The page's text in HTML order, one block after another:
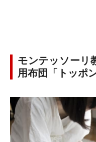
モンテッソーリ
用布団「トッポ